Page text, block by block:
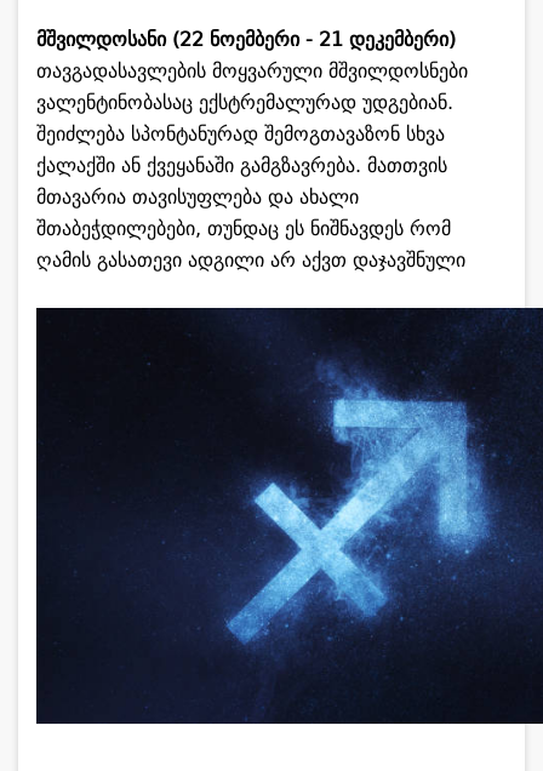
მშვილდოსანი (22 ნოემბერი - 21 დეკემბერი)
თავგადასავლების მოყვარული მშვილდოსნები
ვალენტინობასაც ექსტრემალურად უდგებიან.
შეიძლება სპონტანურად შემოგთავაზონ სხვა
ქალაქში ან ქვეყანაში გამგზავრება. მათთვის
მთავარია თავისუფლება და ახალი
შთაბეჭდილებები, თუნდაც ეს ნიშნავდეს რომ
ღამის გასათევი ადგილი არ აქვთ დაჯავშნული